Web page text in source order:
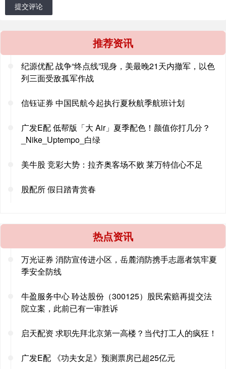
提交评论
推荐资讯
纪源优配 战争“终点线”现身，美最晚21天内撤军，以色
列三面受敌孤军作战
信钰证券 中国民航今起执行夏秋航季航班计划
广发E配 低帮版「大 Air」夏季配色！颜值你打几分？
_Nike_Uptempo_白绿
美牛股 竞彩大势：拉齐奥客场不败 莱万特信心不足
股配所 假日踏青赏春
热点资讯
万光证券 消防宣传进小区，岳麓消防携手志愿者筑牢夏
季安全防线
牛盈服务中心 聆达股份（300125）股民索赔再提交法
院立案，此前已有一审胜诉
启天配资 求职先拜北京第一高楼？当代打工人的疯狂！
广发E配 《功夫女足》预测票房已超25亿元